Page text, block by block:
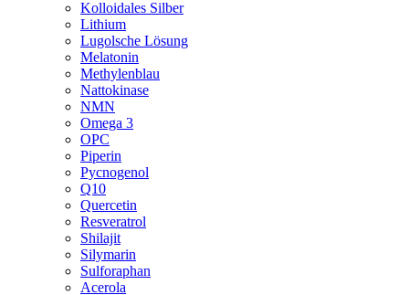
Kolloidales Silber
Lithium
Lugolsche Lösung
Melatonin
Methylenblau
Nattokinase
NMN
Omega 3
OPC
Piperin
Pycnogenol
Q10
Quercetin
Resveratrol
Shilajit
Silymarin
Sulforaphan
Acerola